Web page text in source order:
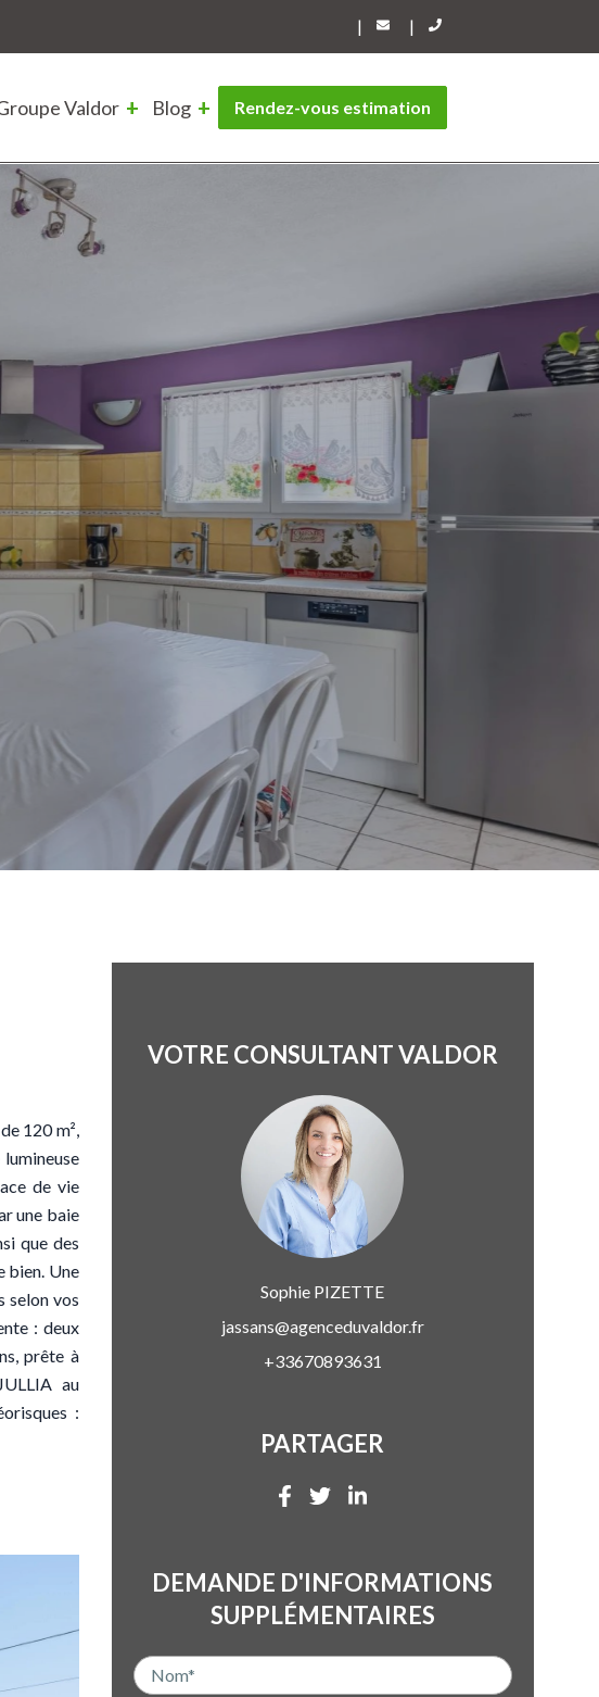
| |
Valdor Blog Rendez-vous estimation
120 m²,
de vie
une baie
que des
bien. Une
selon vos
: deux
prête à
au
:
VOTRE CONSULTANT VALDOR
Sophie PIZETTE
jassans@agenceduvaldor.fr
+33670893631
PARTAGER
DEMANDE D'INFORMATIONS
SUPPLÉMENTAIRES